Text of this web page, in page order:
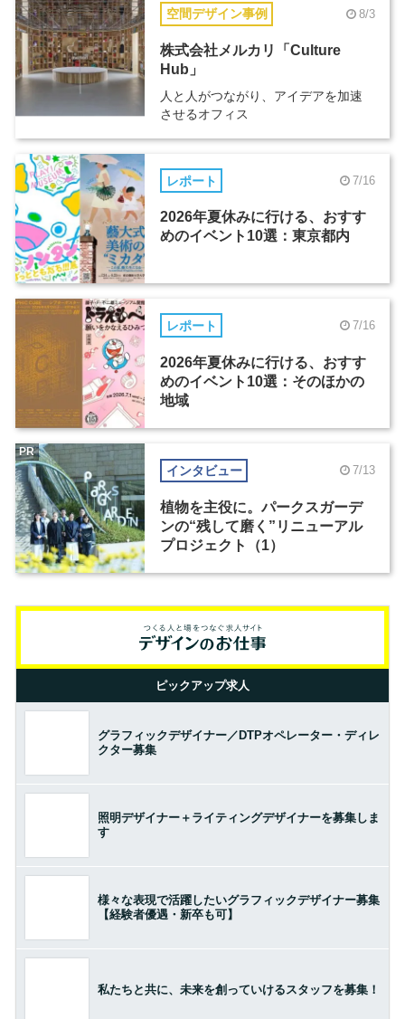
空間デザイン事例 8/3
株式会社メルカリ「Culture
Hub」
人と人がつながり、アイデアを加速
させるオフィス
レポート 7/16
2026年夏休みに行ける、おすす
めのイベント10選：東京都内
レポート 7/16
2026年夏休みに行ける、おすす
めのイベント10選：そのほかの
地域
インタビュー 7/13
植物を主役に。パークスガーデ
ンの“残して磨く”リニューアル
プロジェクト（1）
PR
ピックアップ求人
グラフィックデザイナー／DTPオペレーター・ディレ
クター募集
照明デザイナー＋ライティングデザイナーを募集しま
す
様々な表現で活躍したいグラフィックデザイナー募集
【経験者優遇・新卒も可】
私たちと共に、未来を創っていけるスタッフを募集！